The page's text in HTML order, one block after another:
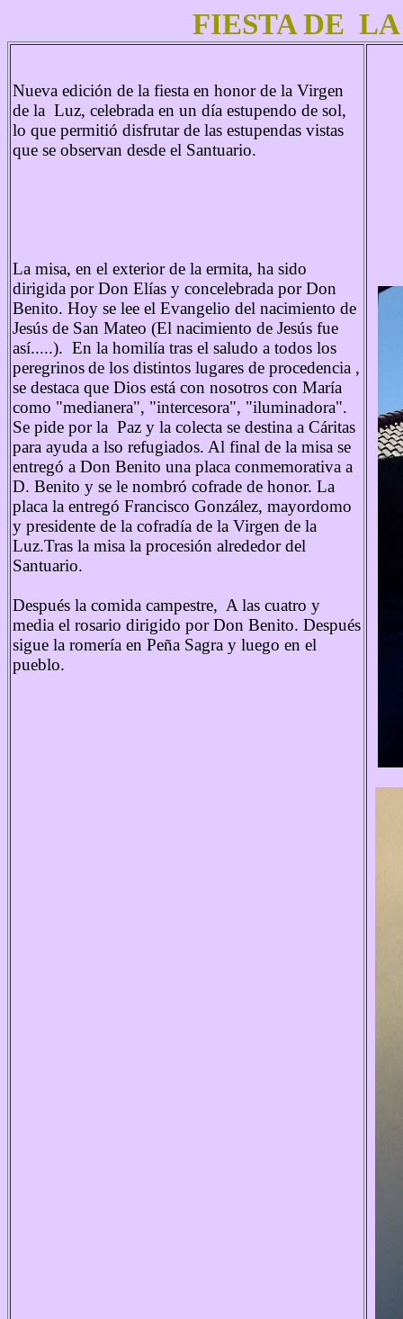
FIESTA DE
Nueva edición de la fiesta en honor de la Virgen
de la Luz, celebrada en un día estupendo de sol,
lo que permitió disfrutar de las estupendas vistas
que se observan desde el Santuario.
La misa, en el exterior de la ermita, ha sido
dirigida por Don Elías y concelebrada por Don
Benito. Hoy se lee el Evangelio del nacimiento de
Jesús de San Mateo (El nacimiento de Jesús fue
así.....). En la homilía tras el saludo a todos los
peregrinosde los distintos lugares de procedencia ,
se destaca que Dios está con nosotros con María
como "medianera", "intercesora", "iluminadora".
Se pide por la Paz y la colecta se destina a Cáritas
para ayuda a lso refugiados. Al final de la misa se
entregó a Don Benito una placa conmemorativa a
D. Benito y se le nombró cofrade de honor. La
placa la entregó Francisco González, mayordomo
y presidente de la cofradía de la Virgen de la
Luz.Tras la misa la procesión alrededor del
Santuario.
Después la comida campestre, A las cuatro y
media el rosario dirigido por Don Benito. Después
sigue la romería en Peña Sagra y luego en el
pueblo.